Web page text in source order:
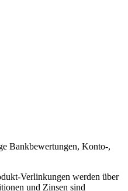
Bankbewertungen, Konto-,
Verlinkungen werden über
und Zinsen sind